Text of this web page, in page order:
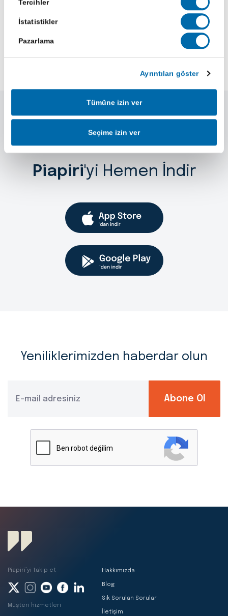
Tercihler
İstatistikler
Pazarlama
Ayrıntıları göster
Tümüne izin ver
Seçime izin ver
TAB Gıda (TABGD)
Hisse Analiz: ÜNLÜ &
Piapiri'yi Hemen İndir
Yeniliklerimizden haberdar olun
Abone Ol
Hakkımızda
Blog
Sık Sorulan Sorular
İletişim
Piapiri’yi takip et
Müşteri hizmetleri